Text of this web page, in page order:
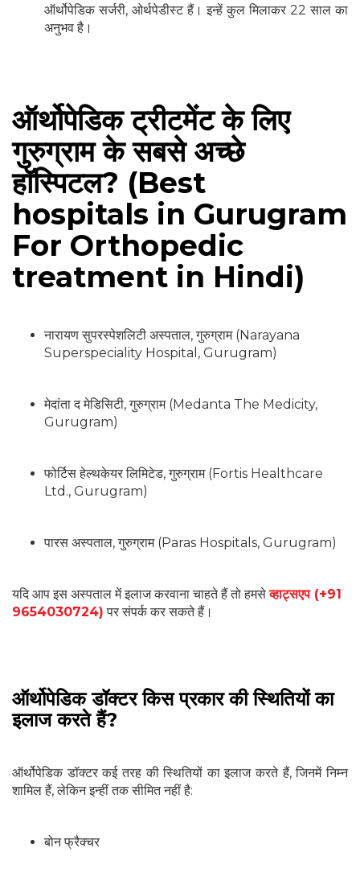
ऑर्थोपेडिक सर्जरी, ओर्थपेडीस्ट हैं। इन्हें कुल मिलाकर 22 साल का
अनुभव है।
ऑर्थोपेडिक ट्रीटमेंट के लिए
गुरुग्राम के सबसे अच्छे
हॉस्पिटल? (Best
hospitals in Gurugram
For Orthopedic
treatment in Hindi)
नारायण सुपरस्पेशलिटी अस्पताल, गुरुग्राम (Narayana
Superspeciality Hospital, Gurugram)
मेदांता द मेडिसिटी, गुरुग्राम (Medanta The Medicity,
Gurugram)
फोर्टिस हेल्थकेयर लिमिटेड, गुरुग्राम (Fortis Healthcare
Ltd., Gurugram)
पारस अस्पताल, गुरुग्राम (Paras Hospitals, Gurugram)
यदि आप इस अस्पताल में इलाज करवाना चाहते हैं तो हमसेव्हाट्सएप (+91
9654030724) पर संपर्क कर सकते हैं।
ऑर्थोपेडिक डॉक्टर किस प्रकार की स्थितियों का
इलाज करते हैं?
ऑर्थोपेडिक डॉक्टर कई तरह की स्थितियों का इलाज करते हैं, जिनमें निम्न
शामिल हैं, लेकिन इन्हीं तक सीमित नहीं है:
बोन फ्रैक्चर